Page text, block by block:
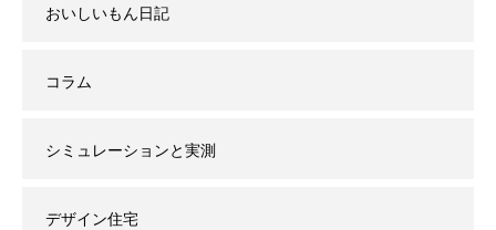
おいしいもん日記
コラム
シミュレーションと実測
デザイン住宅